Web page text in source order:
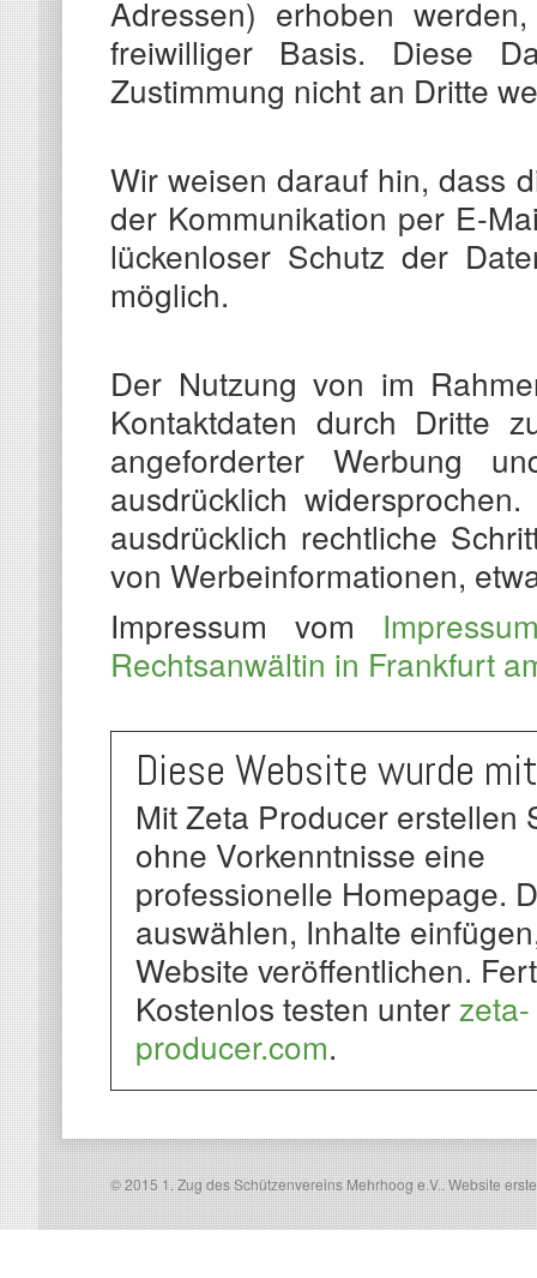
Adressen) erhoben
freiwilliger Basis. Diese
Zustimmung nicht an Dritte
Wir weisen darauf hin, dass
der Kommunikation per E-
lückenloser Schutz der
möglich.
Der Nutzung von im
Kontaktdaten durch Dritte
angeforderter Werbung
ausdrücklich
ausdrücklich rechtliche
von Werbeinformationen,
Impressum vom
Rechtsanwältin in Frankfurt
Diese Website wurde
Mit Zeta Producer erstellen
ohne Vorkenntnisse eine
professionelle Homepage.
auswählen, Inhalte
Website veröffentlichen.
Kostenlos testen unterzeta-
producer.com.
© 2015 1. Zug des Schützenvereins Mehrhoog e.V..Website